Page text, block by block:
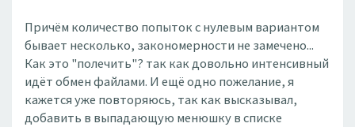
Причём количество попыток с нулевым вариантом
бывает несколько, закономерности не замечено...
Как это "полечить"? так как довольно интенсивный
идёт обмен файлами. И ещё одно пожелание, я
кажется уже повторяюсь, так как высказывал,
добавить в выпадающую менюшку в списке